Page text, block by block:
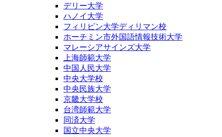
デリー大学
ハノイ大学
フィリピン大学ディリマン校
ホーチミン市外国語情報技術大学
マレーシアサインズ大学
上海師範大学
中国人民大学
中央大学校
中央民族大学
京畿大学校
台湾師範大学
同済大学
国立中央大学